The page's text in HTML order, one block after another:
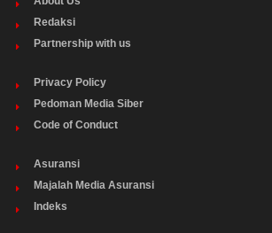
Redaksi
Partnership with us
Privacy Policy
Pedoman Media Siber
Code of Conduct
Asuransi
Majalah Media Asuransi
Indeks